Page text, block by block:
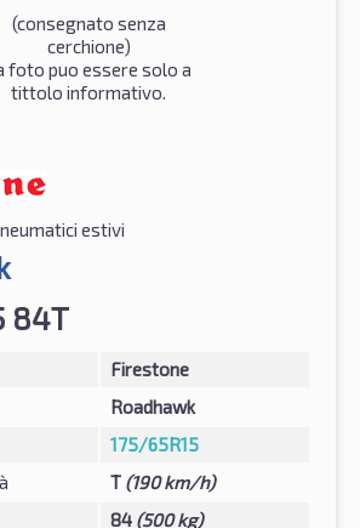
(consegnato senza
cerchione)
foto puo essere solo a
tittolo informativo.
estivi
84T
Firestone
Roadhawk
175/65R15
T (190 km/h)
84 (500 kg)